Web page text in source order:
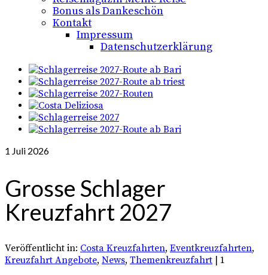
Bonus als Dankeschön
Kontakt
Impressum
Datenschutzerklärung
1 Juli 2026
Grosse Schlager
Kreuzfahrt 2027
Veröffentlicht in: Costa Kreuzfahrten, Eventkreuzfahrten,
Kreuzfahrt Angebote, News, Themenkreuzfahrt
1